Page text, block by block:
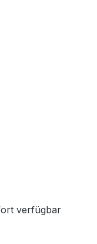
verfügbar